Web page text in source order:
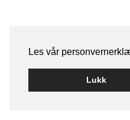
Les vår
Lukk